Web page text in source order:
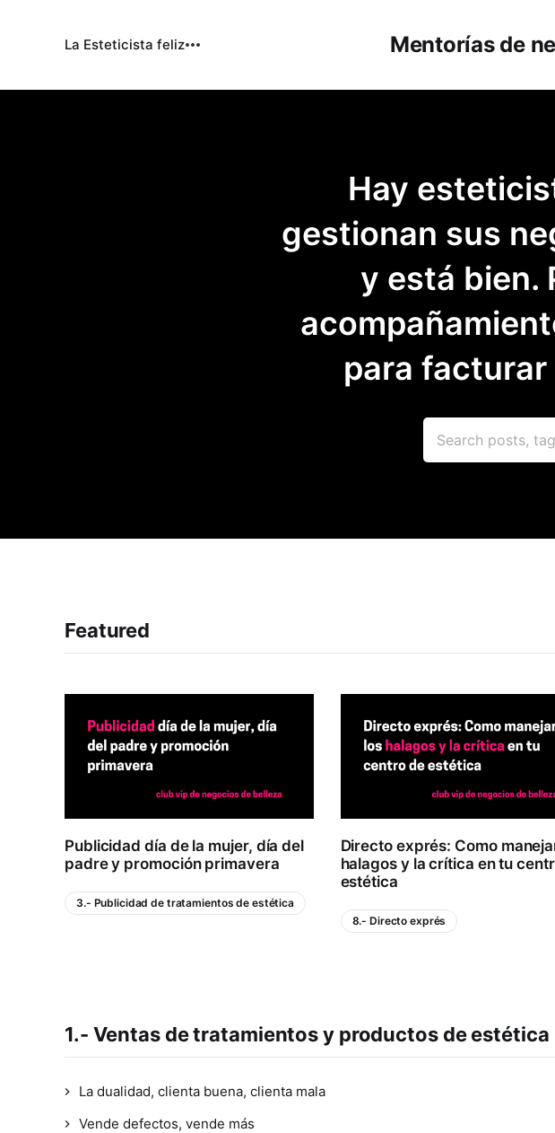
Mentorías de
La Esteticista feliz
Hay
gestionan sus
y está bien.
para
Search posts,
Featured
Publicidad día de la mujer, día del
padre y promoción primavera
3.- Publicidad de tratamientos de estética
Directo exprés: Como
halagos y la crítica en tu
estética
8.- Directo exprés
1.- Ventas de tratamientos y productos de estética
La dualidad, clienta buena, clienta mala
Vende defectos, vende más